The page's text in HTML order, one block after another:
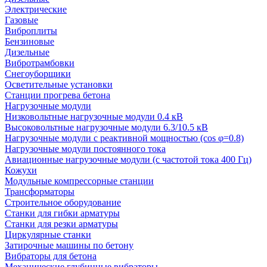
Электрические
Газовые
Виброплиты
Бензиновые
Дизельные
Вибротрамбовки
Снегоуборщики
Осветительные установки
Станции прогрева бетона
Нагрузочные модули
Низковольтные нагрузочные модули 0.4 кВ
Высоковольтные нагрузочные модули 6.3/10.5 кВ
Нагрузочные модули с реактивной мощностью (cos φ=0.8)
Нагрузочные модули постоянного тока
Авиационные нагрузочные модули (с частотой тока 400 Гц)
Кожухи
Модульные компрессорные станции
Трансформаторы
Строительное оборудование
Станки для гибки арматуры
Станки для резки арматуры
Циркулярные станки
Затирочные машины по бетону
Вибраторы для бетона